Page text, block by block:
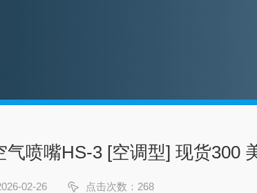
气喷嘴HS-3 [空调型] 现货300
02-26 点击次数：268